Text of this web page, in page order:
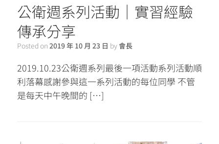
公衛週系列活動｜實習經驗
傳承分享
Posted on 2019 年 10 月 23 日 by會長
2019.10.23公衛週系列最後一項活動系列活動順
利落幕感謝參與這一系列活動的每位同學 不管
是每天中午晚間的 […]